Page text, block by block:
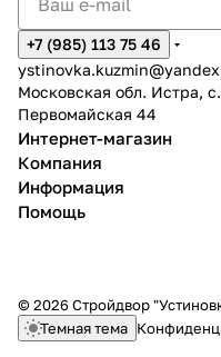
+7 (985) 113 75 46
Московская обл. Истра,
Первомайская 44
Интернет-магазин
Компания
Информация
Помощь
© 2026 Стройдвор
Темная тема